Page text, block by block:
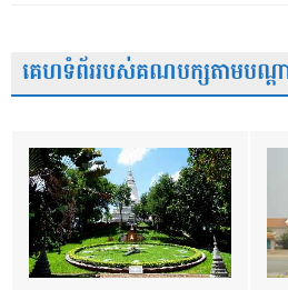
គេហទំព័ររបស់គណបក្សតាមបណ្តារ